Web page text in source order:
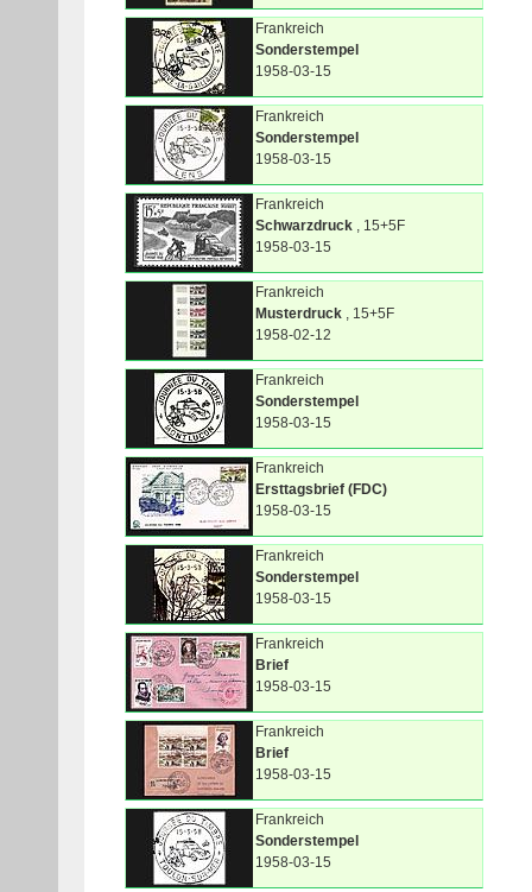
Frankreich
Sonderstempel
1958-03-15
Frankreich
Sonderstempel
1958-03-15
Frankreich
Schwarzdruck , 15+5F
1958-03-15
Frankreich
Musterdruck , 15+5F
1958-02-12
Frankreich
Sonderstempel
1958-03-15
Frankreich
Ersttagsbrief (FDC)
1958-03-15
Frankreich
Sonderstempel
1958-03-15
Frankreich
Brief
1958-03-15
Frankreich
Brief
1958-03-15
Frankreich
Sonderstempel
1958-03-15